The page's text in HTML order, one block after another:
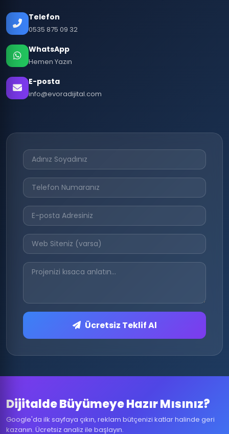
Telefon
0535 875 09 32
WhatsApp
Hemen Yazın
E-posta
info@evoradijital.com
Ücretsiz Teklif Al
Dijitalde Büyümeye Hazır Mısınız?
Google'da ilk sayfaya çıkın, reklam bütçenizi katlar halinde geri
kazanın. Ücretsiz analiz ile başlayın.